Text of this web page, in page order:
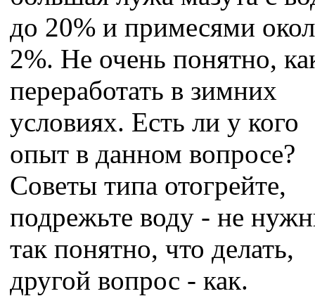
до 20% и примесями
2%. Не очень понятно,
переработать в зимних
условиях. Есть ли у кого
опыт в данном вопросе?
Советы типа отогрейте,
подрежьте воду - не
так понятно, что делать,
другой вопрос - как.